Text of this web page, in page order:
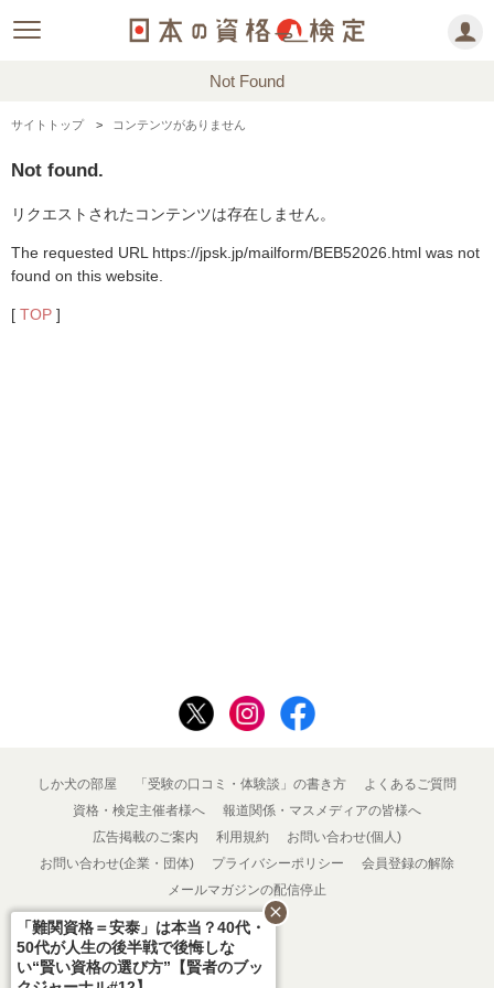
Not Found
サイトトップ コンテンツがありません
Not found.
リクエストされたコンテンツは存在しません。
The requested URL https://jpsk.jp/mailform/BEB52026.html was not
found on this website.
[ TOP ]
しか犬の部屋 「受験の口コミ・体験談」の書き方
よくあるご質問
資格・検定主催者様へ
報道関係・マスメディアの皆様へ
広告掲載のご案内
利用規約
お問い合わせ(個人)
お問い合わせ(企業・団体)
プライバシーポリシー
会員登録の解除
メールマガジンの配信停止
「難関資格＝安泰」は本当？40代・
50代が人生の後半戦で後悔しな
い“賢い資格の選び方”【賢者のブッ
close